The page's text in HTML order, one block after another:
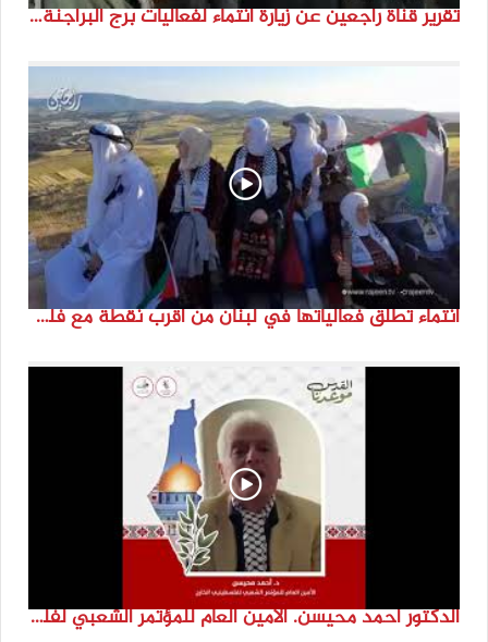
تقرير قناة راجعين عن زيارة انتماء لفعاليات برج البراجنة اعداد جنى شحرور
انتماء تطلق فعالياتها في لبنان من أقرب نقطة مع فلسطين المحتلة في ذكرى النكبة_74تقرير: جنى شحرور
الدكتور احمد محيسن. الامين العام للمؤتمر الشعبي لفلسطينيي الخارج